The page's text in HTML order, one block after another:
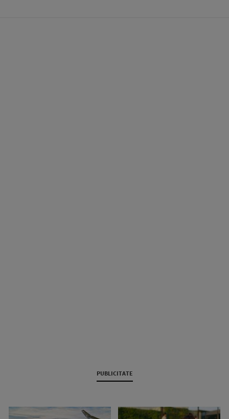
PUBLICITATE